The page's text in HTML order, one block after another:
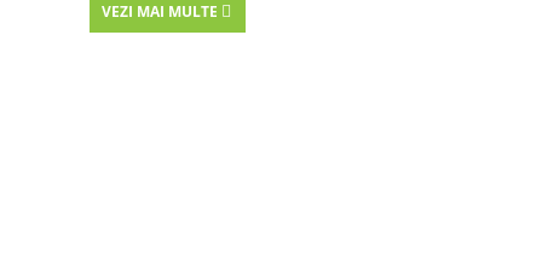
VEZI MAI MULTE